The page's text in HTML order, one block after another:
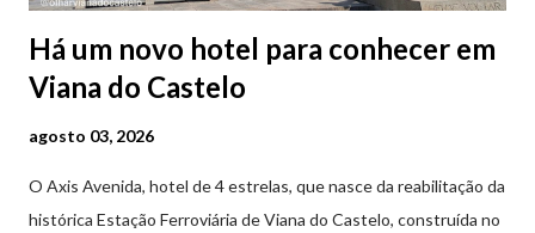
Há um novo hotel para conhecer em
Viana do Castelo
agosto 03, 2026
O Axis Avenida, hotel de 4 estrelas, que nasce da reabilitação da
histórica Estação Ferroviária de Viana do Castelo, construída no